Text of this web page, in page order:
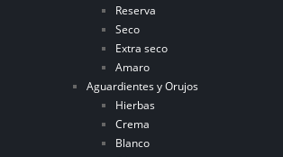
Reserva
Seco
Extra seco
Amaro
Aguardientes y Orujos
Hierbas
Crema
Blanco